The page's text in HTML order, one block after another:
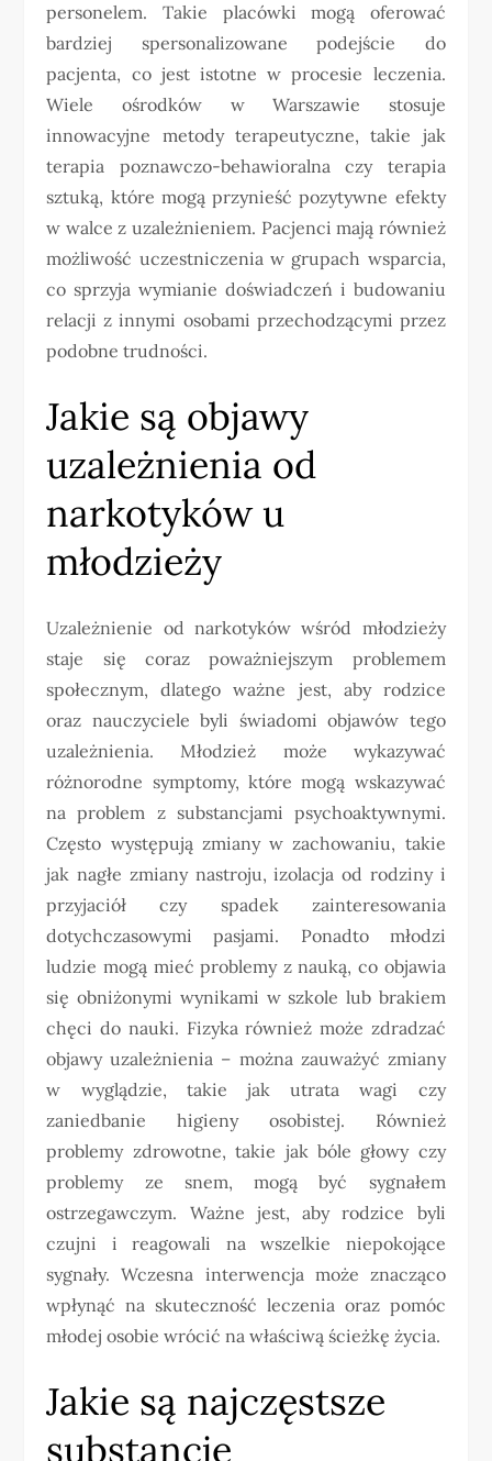
personelem. Takie placówki mogą oferować
bardziej spersonalizowane podejście do
pacjenta, co jest istotne w procesie leczenia.
Wiele ośrodków w Warszawie stosuje
innowacyjne metody terapeutyczne, takie jak
terapia poznawczo-behawioralna czy terapia
sztuką, które mogą przynieść pozytywne efekty
w walce z uzależnieniem. Pacjenci mają również
możliwość uczestniczenia w grupach wsparcia,
co sprzyja wymianie doświadczeń i budowaniu
relacji z innymi osobami przechodzącymi przez
podobne trudności.
Jakie są objawy
uzależnienia od
narkotyków u
młodzieży
Uzależnienie od narkotyków wśród młodzieży
staje się coraz poważniejszym problemem
społecznym, dlatego ważne jest, aby rodzice
oraz nauczyciele byli świadomi objawów tego
uzależnienia. Młodzież może wykazywać
różnorodne symptomy, które mogą wskazywać
na problem z substancjami psychoaktywnymi.
Często występują zmiany w zachowaniu, takie
jak nagłe zmiany nastroju, izolacja od rodziny i
przyjaciół czy spadek zainteresowania
dotychczasowymi pasjami. Ponadto młodzi
ludzie mogą mieć problemy z nauką, co objawia
się obniżonymi wynikami w szkole lub brakiem
chęci do nauki. Fizyka również może zdradzać
objawy uzależnienia – można zauważyć zmiany
w wyglądzie, takie jak utrata wagi czy
zaniedbanie higieny osobistej. Również
problemy zdrowotne, takie jak bóle głowy czy
problemy ze snem, mogą być sygnałem
ostrzegawczym. Ważne jest, aby rodzice byli
czujni i reagowali na wszelkie niepokojące
sygnały. Wczesna interwencja może znacząco
wpłynąć na skuteczność leczenia oraz pomóc
młodej osobie wrócić na właściwą ścieżkę życia.
Jakie są najczęstsze
substancje